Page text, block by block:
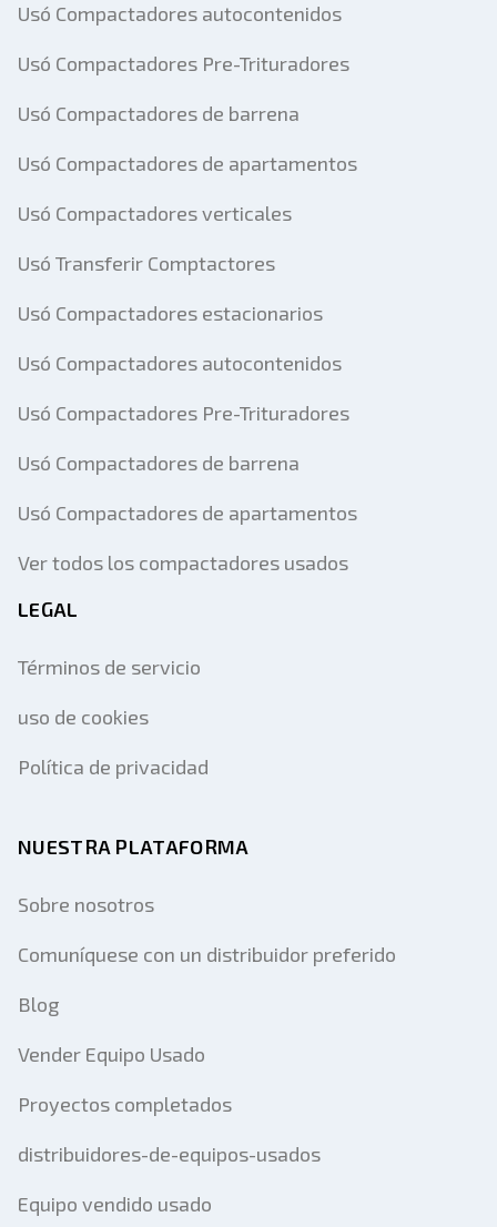
Usó Compactadores autocontenidos
Usó Compactadores Pre-Trituradores
Usó Compactadores de barrena
Usó Compactadores de apartamentos
Usó Compactadores verticales
Usó Transferir Comptactores
Usó Compactadores estacionarios
Usó Compactadores autocontenidos
Usó Compactadores Pre-Trituradores
Usó Compactadores de barrena
Usó Compactadores de apartamentos
Ver todos los compactadores usados
LEGAL
Términos de servicio
uso de cookies
Política de privacidad
NUESTRA PLATAFORMA
Sobre nosotros
Comuníquese con un distribuidor preferido
Blog
Vender Equipo Usado
Proyectos completados
distribuidores-de-equipos-usados
Equipo vendido usado